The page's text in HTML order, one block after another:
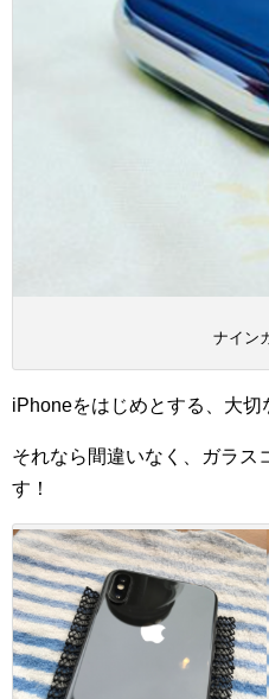
ナイン
iPhoneをはじめとする、大切
それなら間違いなく、ガラス
す！